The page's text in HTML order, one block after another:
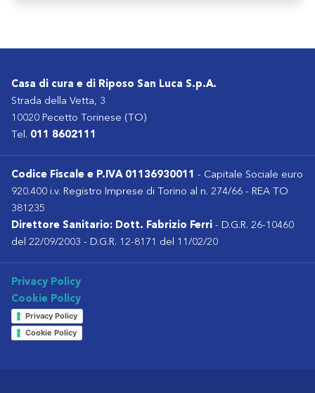
Casa di cura e di Riposo San Luca S.p.A.
Strada della Vetta, 3
10020 Pecetto Torinese (TO)
Tel. 011 8602111
Codice Fiscale e P.IVA 01136930011 - Capitale Sociale euro
920.400 i.v. Registro Imprese di Torino al n. 274/66 - REA TO
381235
Direttore Sanitario: Dott. Fabrizio Ferri - D.G.R. 26-10460
del 22/09/2003 - D.G.R. 12-8171 del 11/02/20
Privacy Policy
Cookie Policy
Privacy Policy
Cookie Policy